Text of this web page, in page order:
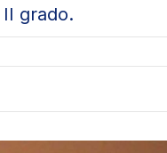
grado.